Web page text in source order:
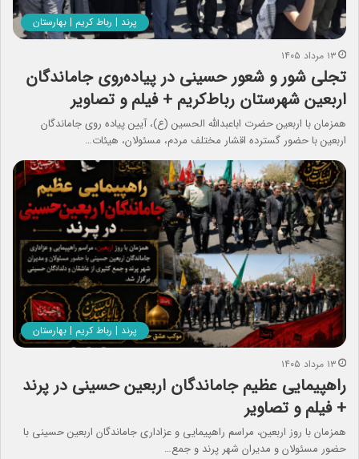
پرند | رباط کریم | بهارستان
۱۳ مرداد ۱۴۰۵
تجلی شور و شعور حسینی در پیاده‌روی جاماندگان
اربعین شهرستان رباط‌کریم + فیلم و تصاویر
همزمان با اربعین حضرت اباعبدالله الحسین (ع)، آیین پیاده‌ روی جاماندگان
اربعین با حضور گسترده اقشار مختلف مردم، مسئولان، هیئات…
پرند | رباط کریم | بهارستان
۱۳ مرداد ۱۴۰۵
راهپیمایی عظیم جاماندگان اربعین حسینی در پرند
+ فیلم و تصاویر
همزمان با روز اربعین، مراسم راهپیمایی و عزاداری جاماندگان اربعین حسینی با
حضور مسئولان و مدیران شهر پرند و جمع…